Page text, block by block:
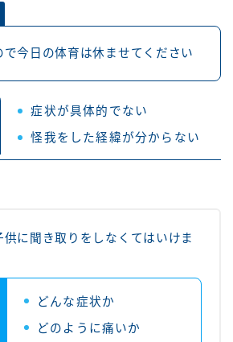
で今日の体育は休ませてください
症状が具体的でない
怪我をした経緯が分からない
供に聞き取りをしなくてはいけま
どんな症状か
どのように痛いか